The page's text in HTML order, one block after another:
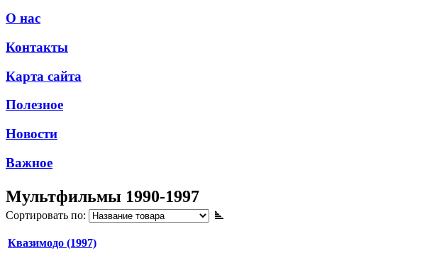
О нас
Контакты
Карта сайта
Полезное
Новости
Важное
Мультфильмы 1990-1997
Сортировать по:
Квазимодо (1997)